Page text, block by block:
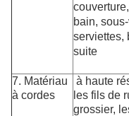
couverture,
bain,
serviettes,
suite
7. Matériau
à cordes
à haute
les fils de
grossier,